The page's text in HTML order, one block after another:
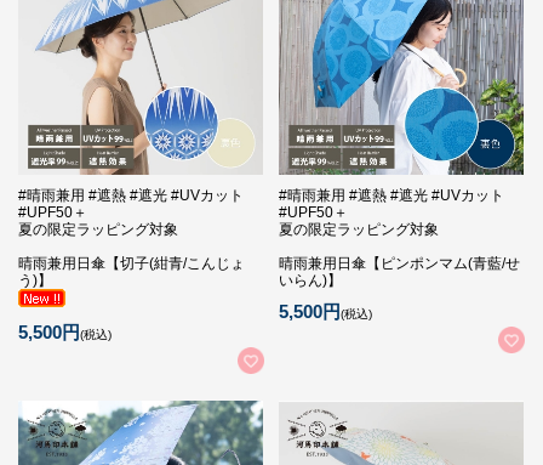
#晴雨兼用 #遮熱 #遮光 #UVカット
#UPF50＋
夏の限定ラッピング対象
晴雨兼用日傘【切子(紺青/こんじょ
う)】
5,500円(税込)
#晴雨兼用 #遮熱 #遮光 #UVカット
#UPF50＋
夏の限定ラッピング対象
晴雨兼用日傘【ピンポンマム(青藍/せ
いらん)】
5,500円(税込)